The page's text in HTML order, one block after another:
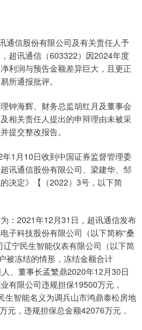
通信股份有限公司及有关责任人予
超讯通信（603322）因2024年度
利润与预告金额差异巨大，且更正
所通报批评。
钟海辉、财务总监胡红月及董事会
相关责任人提出的申辩理由未被采
提交整改报告。
1月10日收到中国证券监督管理委
讯通信股份有限公司、梁建华、邹
决定》【（2022）3号，以下简
：2021年12月31日，超讯通信发布
子科技股份有限公司（以下简称“桑
宁民生智能仪表有限公司（以下简
被冻结的情形，冻结金额合计
、董事长孟繁鼎2020年12月30日
有限公司违规担保19500万元，
生智能名义为调兵山市鸿鼎泰松房地
元，违规担保总金额42076万元，